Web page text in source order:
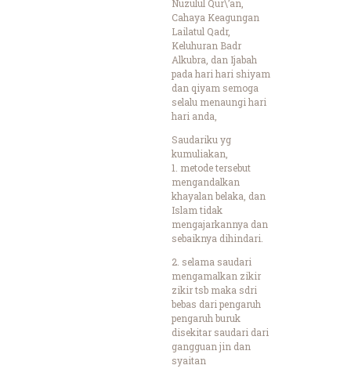
Nuzulul Qur\’an,
Cahaya Keagungan
Lailatul Qadr,
Keluhuran Badr
Alkubra, dan Ijabah
pada hari hari shiyam
dan qiyam semoga
selalu menaungi hari
hari anda,
Saudariku yg
kumuliakan,
1. metode tersebut
mengandalkan
khayalan belaka, dan
Islam tidak
mengajarkannya dan
sebaiknya dihindari.
2. selama saudari
mengamalkan zikir
zikir tsb maka sdri
bebas dari pengaruh
pengaruh buruk
disekitar saudari dari
gangguan jin dan
syaitan